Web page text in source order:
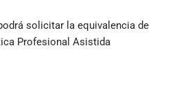
solicitar la equivalencia de
Profesional Asistida